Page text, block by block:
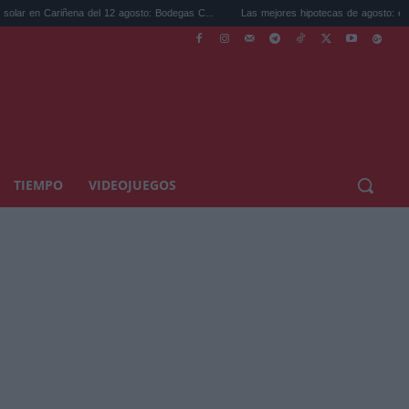
del 12 agosto: Bodegas C... Las mejores hipotecas de agosto: el TAE más
TIEMPO VIDEOJUEGOS